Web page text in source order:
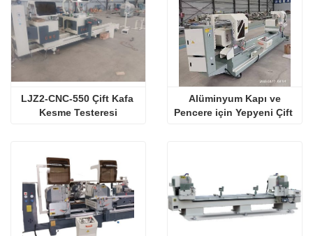
LJZ2-CNC-550 Çift Kafa
Kesme Testeresi
Alüminyum Kapı ve
Pencere için Yepyeni Çift